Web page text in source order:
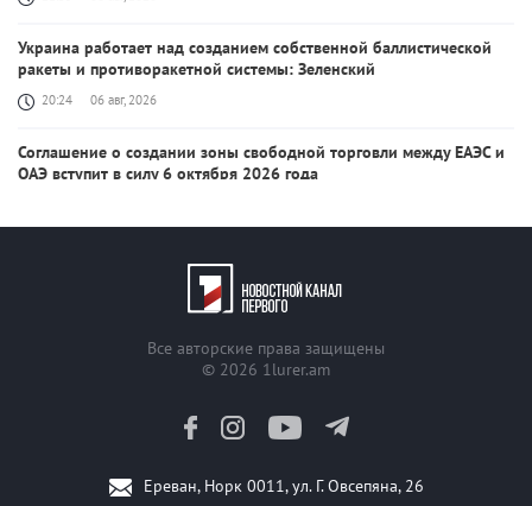
Украина работает над созданием собственной баллистической
ракеты и противоракетной системы: Зеленский
20:24 06 авг, 2026
Соглашение о создании зоны свободной торговли между ЕАЭС и
ОАЭ вступит в силу 6 октября 2026 года
бензин резко упадут: Трамп
Рубен Рубинян и Валентина Матвиенко обсудили повестку дня
межпарламентского сотрудничества
визу посла страны в Вашингтоне
Все авторские права защищены
© 2026 1lurer.am
Ереван, Норк 0011, ул. Г. Овсепяна, 26